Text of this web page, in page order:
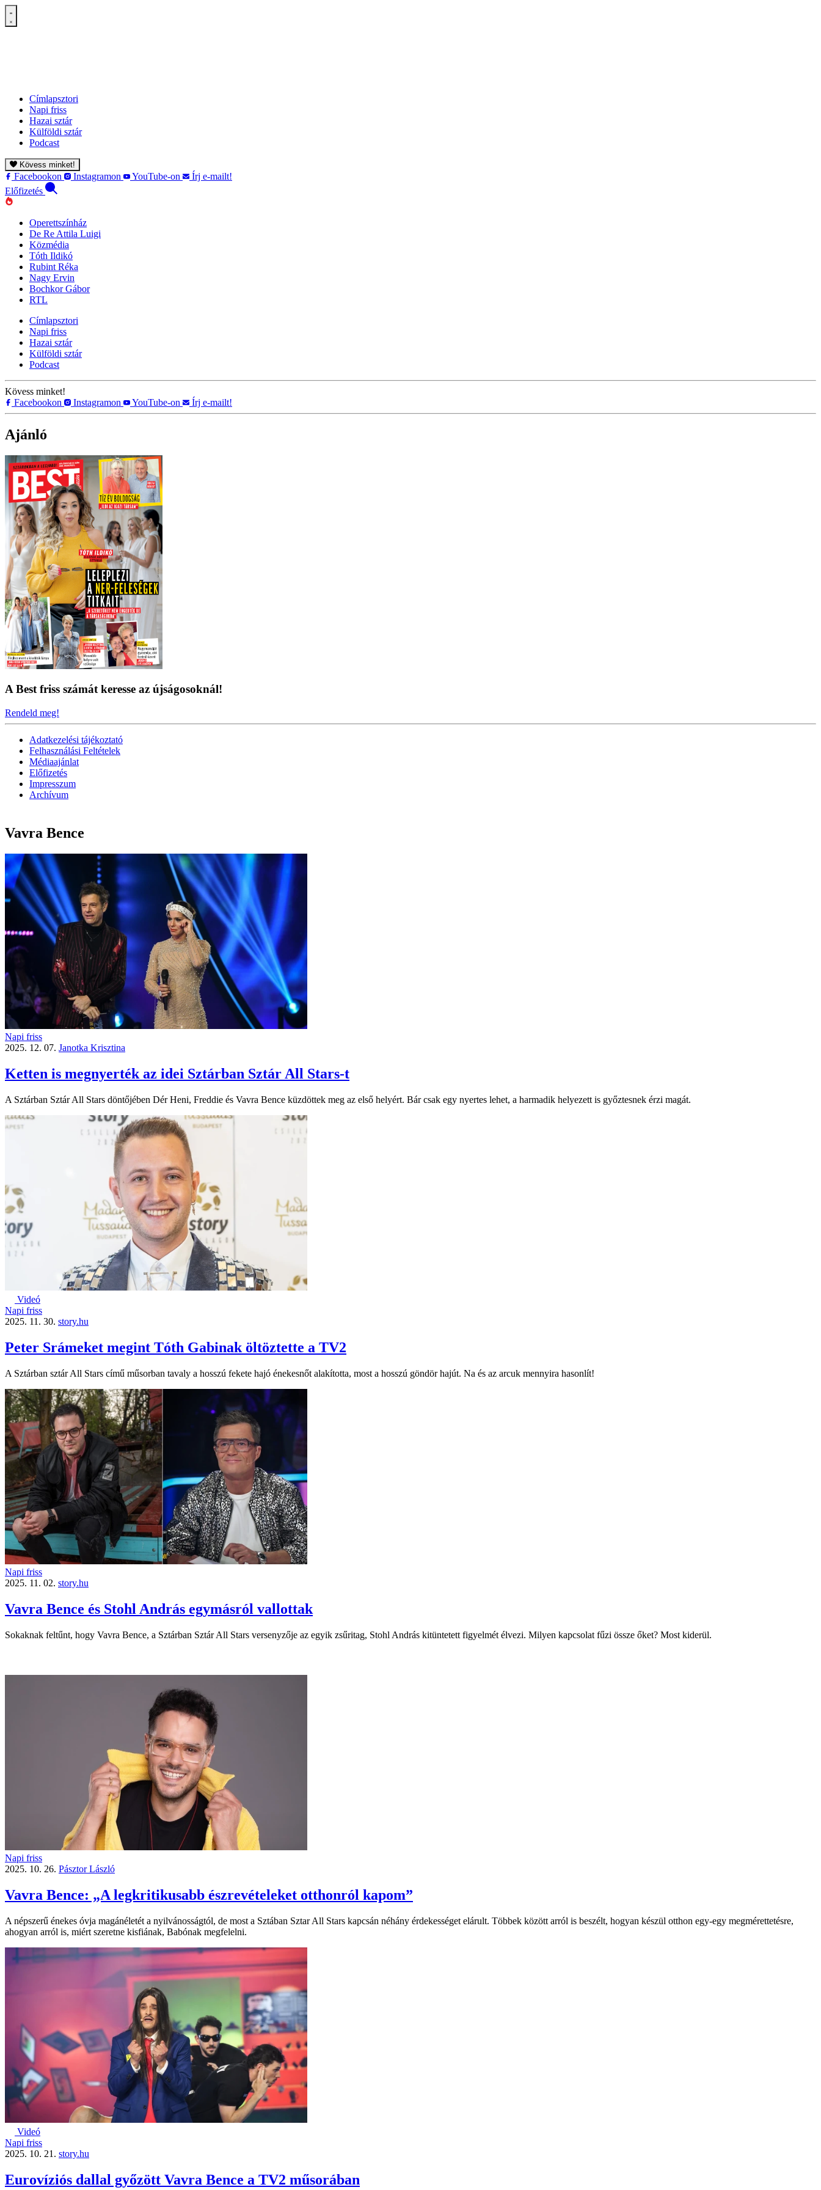
Címlapsztori
Napi friss
Hazai sztár
Külföldi sztár
Podcast
Kövess minket!
Facebookon Instagramon YouTube-on
Írj e-mailt!
Előfizetés
Operettszínház
De Re Attila Luigi
Közmédia
Tóth Ildikó
Rubint Réka
Nagy Ervin
Bochkor Gábor
RTL
Címlapsztori
Napi friss
Hazai sztár
Külföldi sztár
Podcast
Kövess minket!
Facebookon
Instagramon YouTube-on Írj e-mailt!
Ajánló
A Best friss számát keresse az újságosoknál!
Rendeld meg!
Adatkezelési tájékoztató
Felhasználási Feltételek
Médiaajánlat
Előfizetés
Impresszum
Archívum
Vavra Bence
Napi friss
2025. 12. 07. Janotka Krisztina
Ketten is megnyerték az idei Sztárban Sztár All Stars-t
A Sztárban Sztár All Stars döntőjében Dér Heni, Freddie és Vavra Bence küzdöttek meg az első helyért. Bár csak egy nyertes lehet, a harmadik helyezett is győztesnek érzi magát.
Videó
Napi friss
2025. 11. 30. story.hu
Peter Srámeket megint Tóth Gabinak öltöztette a TV2
A Sztárban sztár All Stars című műsorban tavaly a hosszú fekete hajó énekesnőt alakította, most a hosszú göndör hajút. Na és az arcuk mennyira hasonlít!
Napi friss
2025. 11. 02. story.hu
Vavra Bence és Stohl András egymásról vallottak
Sokaknak feltűnt, hogy Vavra Bence, a Sztárban Sztár All Stars versenyzője az egyik zsűritag, Stohl András kitüntetett figyelmét élvezi. Milyen kapcsolat fűzi össze őket? Most kiderül.
Napi friss
2025. 10. 26. Pásztor László
Vavra Bence: „A legkritikusabb észrevételeket otthonról kapom”
A népszerű énekes óvja magánéletét a nyilvánosságtól, de most a Sztában Sztar All Stars kapcsán néhány érdekességet elárult. Többek között arról is beszélt, hogyan készül otthon egy-egy megmérettetésre,
ahogyan arról is, miért szeretne kisfiának, Babónak megfelelni.
Videó
Napi friss
2025. 10. 21. story.hu
Eurovíziós dallal győzött Vavra Bence a TV2 műsorában